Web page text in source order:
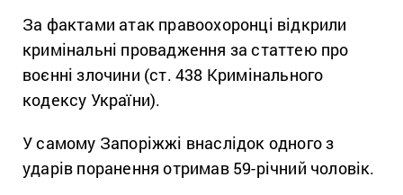
За фактами атак правоохоронці відкрили
кримінальні провадження за статтею про
воєнні злочини (ст. 438 Кримінального
кодексу України).
У самому Запоріжжі внаслідок одного з
ударів поранення отримав 59-річний чоловік.